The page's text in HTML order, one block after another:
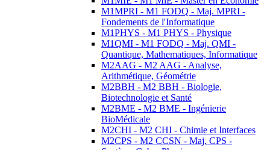
M1MPRI - M1 FODQ - Maj. MPRI -
Fondements de l'Informatique
M1PHYS - M1 PHYS - Physique
M1QMI - M1 FODQ - Maj. QMI -
Quantique, Mathematiques, Informatique
M2AAG - M2 AAG - Analyse,
Arithmétique, Géométrie
M2BBH - M2 BBH - Biologie,
Biotechnologie et Santé
M2BME - M2 BME - Ingénierie
BioMédicale
M2CHI - M2 CHI - Chimie et Interfaces
M2CPS - M2 CCSN - Maj. CPS -